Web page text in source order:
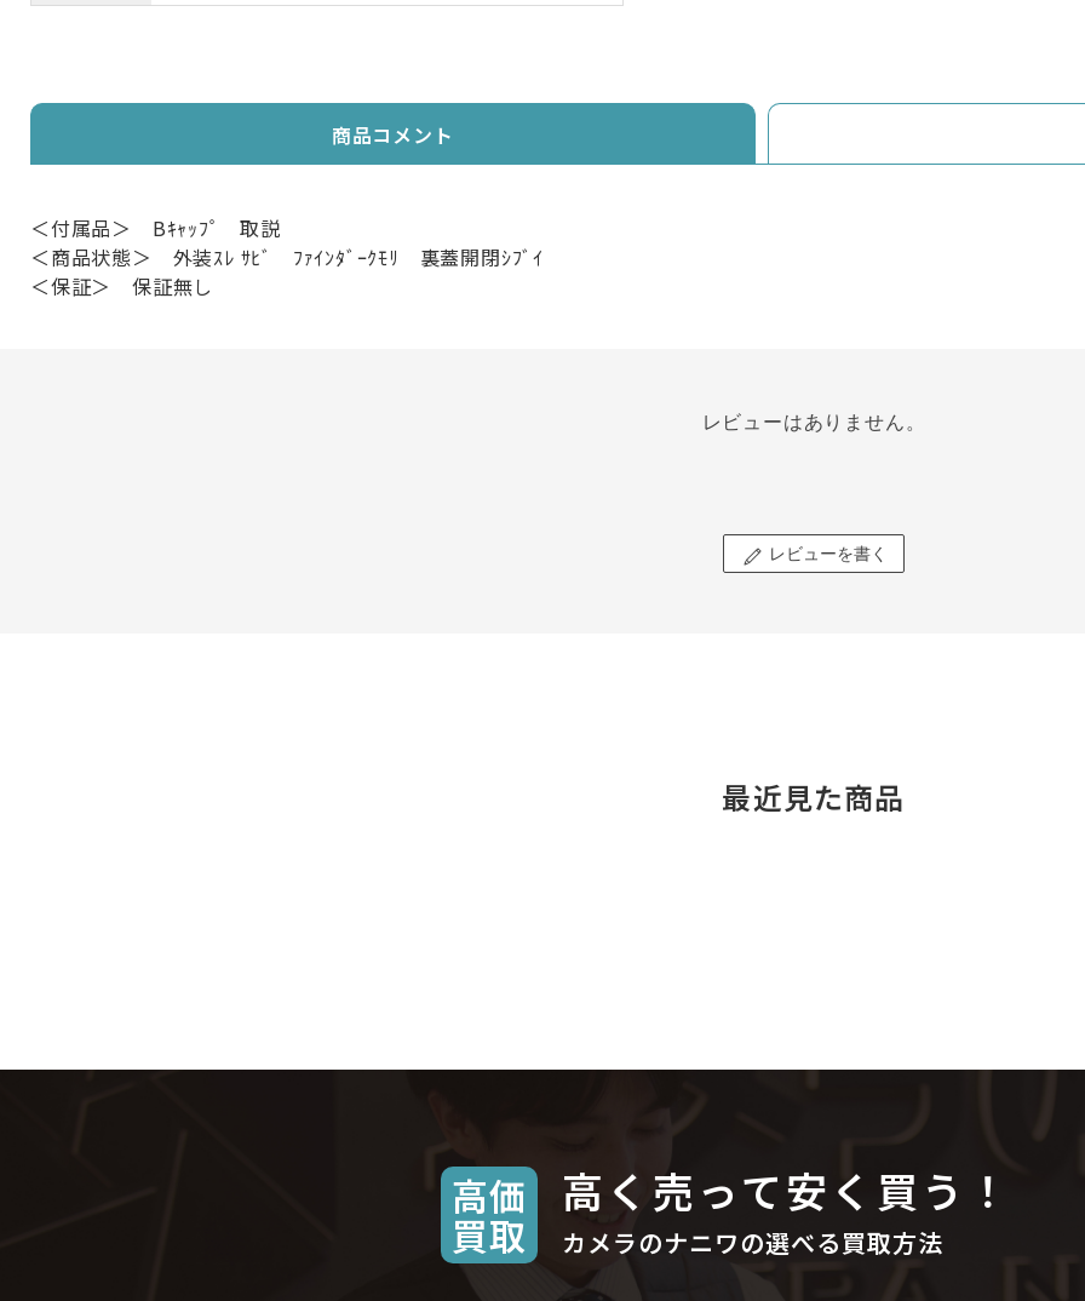
商品コメント
＜付属品＞ Bｷｬｯﾌﾟ 取説
＜商品状態＞ 外装ｽﾚ ｻﾋﾞ ﾌｧｲﾝﾀﾞｰｸﾓﾘ 裏蓋開閉ｼﾌﾞｲ
＜保証＞ 保証無し
レビューはありません。
レビューを書く
最近見た商品
高価
買取
高く売って安く買う！
カメラのナニワの選べる買取方法